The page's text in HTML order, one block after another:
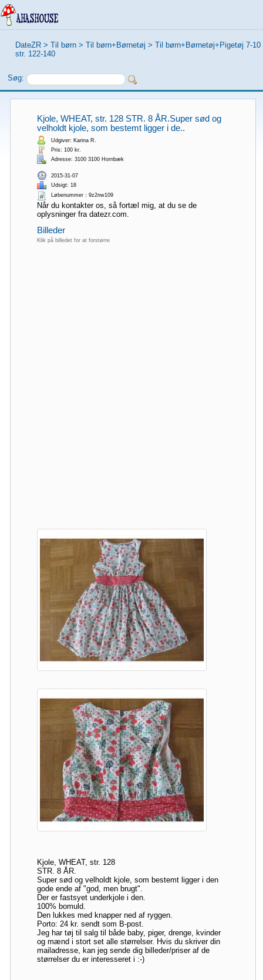
DateZR > Til børn > Til børn+Børnetøj > Til børn+Børnetøj+Pigetøj 7-10
str. 122-140
Søg:
Kjole, WHEAT, str. 128 STR. 8 ÅR.Super sød og
velholdt kjole, som bestemt ligger i de..
Udgiver: Karina R.
Pris: 100 kr.
Adresse: 3100 3100 Hornbæk
2015-31-07
Udsigt: 18
Løbenummer：9z2nw109
Når du kontakter os, så fortæl mig, at du se de
oplysninger fra datezr.com.
Billeder
Klik på billedet for at forstørre
Kjole, WHEAT, str. 128
STR. 8 ÅR.
Super sød og velholdt kjole, som bestemt ligger i den
gode ende af "god, men brugt".
Der er fastsyet underkjole i den.
100% bomuld.
Den lukkes med knapper ned af ryggen.
Porto: 24 kr. sendt som B-post.
Jeg har tøj til salg til både baby, piger, drenge, kvinder
og mænd i stort set alle størrelser. Hvis du skriver din
mailadresse, kan jeg sende dig billeder/priser af de
størrelser du er interesseret i :-)